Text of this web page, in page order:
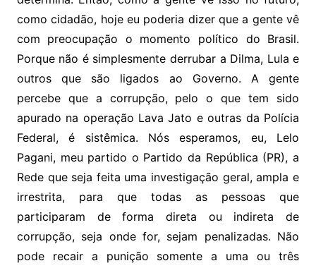
como cidadão, hoje eu poderia dizer que a gente vê
com preocupação o momento político do Brasil.
Porque não é simplesmente derrubar a Dilma, Lula e
outros que são ligados ao Governo. A gente
percebe que a corrupção, pelo o que tem sido
apurado na operação Lava Jato e outras da Polícia
Federal, é sistêmica. Nós esperamos, eu, Lelo
Pagani, meu partido o Partido da República (PR), a
Rede que seja feita uma investigação geral, ampla e
irrestrita, para que todas as pessoas que
participaram de forma direta ou indireta de
corrupção, seja onde for, sejam penalizadas. Não
pode recair a punição somente a uma ou três